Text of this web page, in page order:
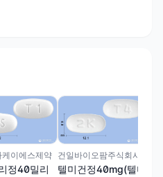
케이에스제약
정40밀리
건일바이오팜주식회사
텔미건정40mg(텔미